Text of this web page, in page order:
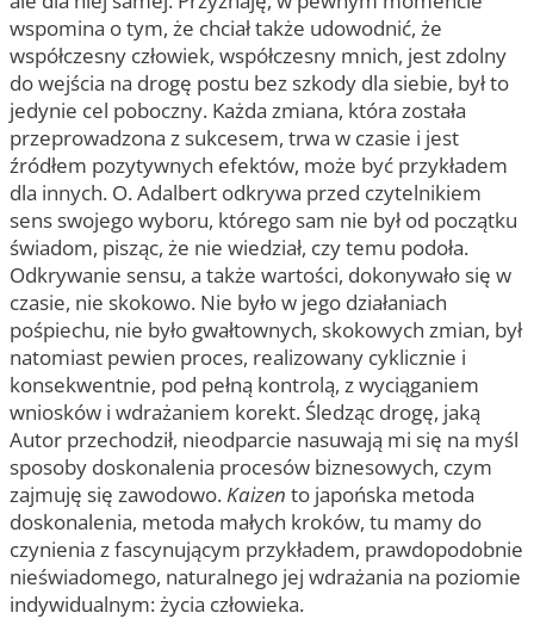
wspomina o tym, że chciał także udowodnić, że
współczesny człowiek, współczesny mnich, jest zdolny
do wejścia na drogę postu bez szkody dla siebie, był to
jedynie cel poboczny. Każda zmiana, która została
przeprowadzona z sukcesem, trwa w czasie i jest
źródłem pozytywnych efektów, może być przykładem
dla innych. O. Adalbert odkrywa przed czytelnikiem
sens swojego wyboru, którego sam nie był od początku
świadom, pisząc, że nie wiedział, czy temu podoła.
Odkrywanie sensu, a także wartości, dokonywało się w
czasie, nie skokowo. Nie było w jego działaniach
pośpiechu, nie było gwałtownych, skokowych zmian, był
natomiast pewien proces, realizowany cyklicznie i
konsekwentnie, pod pełną kontrolą, z wyciąganiem
wniosków i wdrażaniem korekt. Śledząc drogę, jaką
Autor przechodził, nieodparcie nasuwają mi się na myśl
sposoby doskonalenia procesów biznesowych, czym
zajmuję się zawodowo.Kaizen to japońska metoda
doskonalenia, metoda małych kroków, tu mamy do
czynienia z fascynującym przykładem, prawdopodobnie
nieświadomego, naturalnego jej wdrażania na poziomie
indywidualnym: życia człowieka.